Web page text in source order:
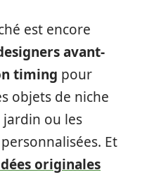
est encore
avant-
timing pour
objets de niche
jardin ou les
Et
originales